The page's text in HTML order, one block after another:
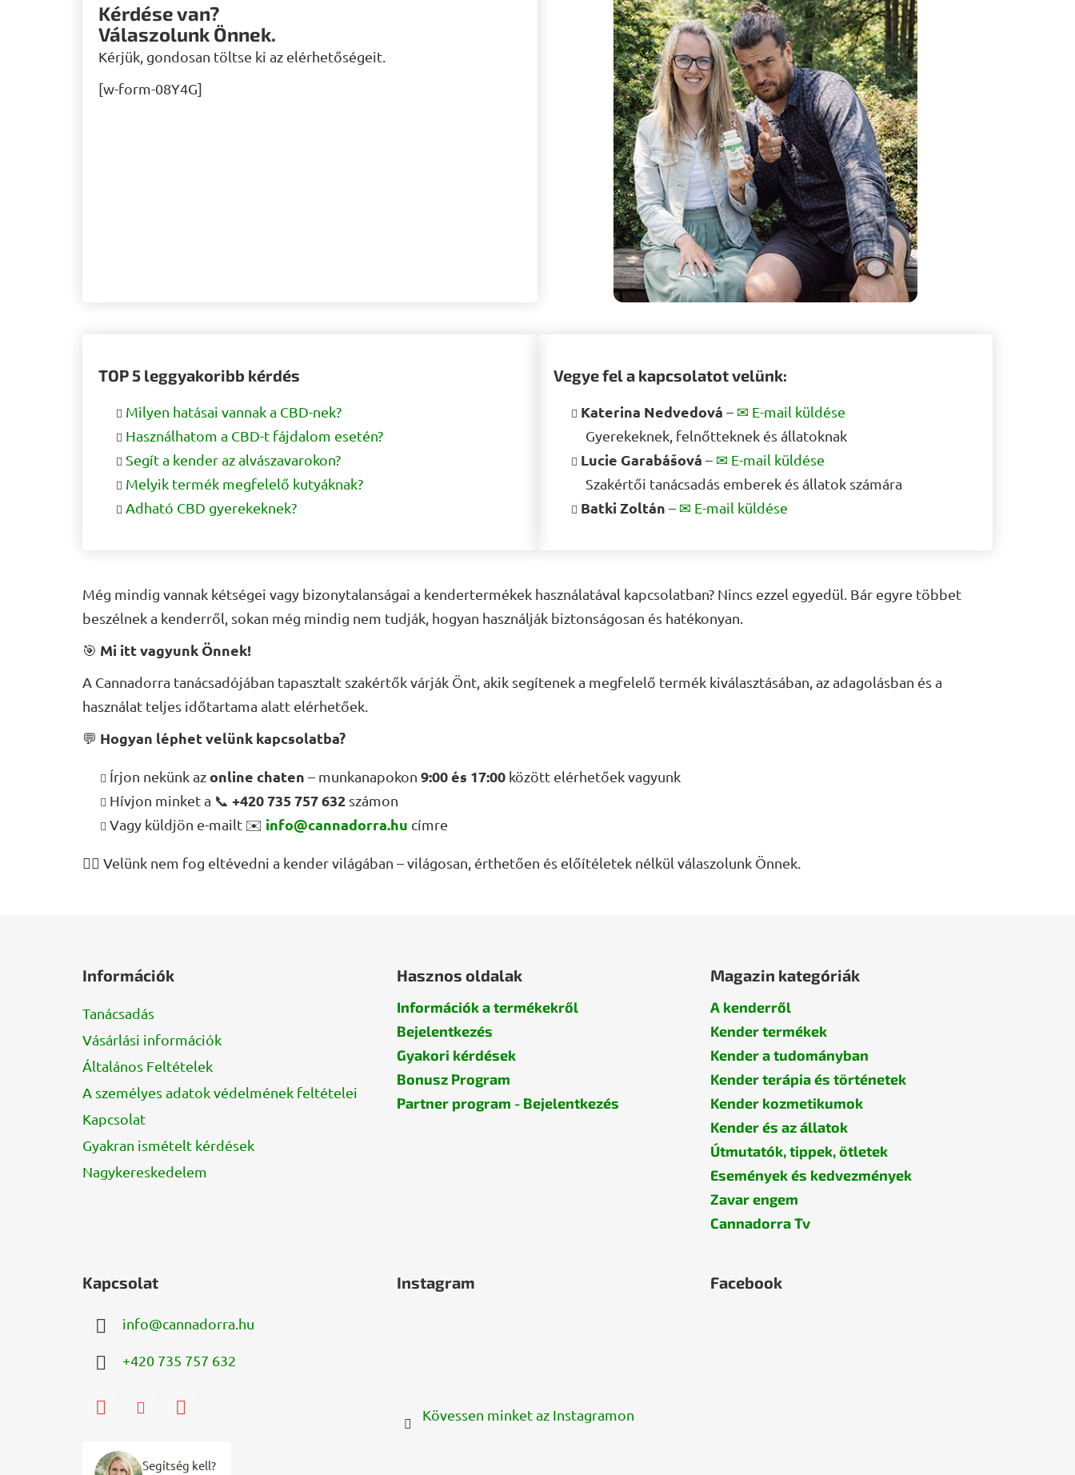
Kérdése van?
Válaszolunk Önnek.
Kérjük, gondosan töltse ki az elérhetőségeit.
[w-form-08Y4G]
TOP 5 leggyakoribb kérdés
Milyen hatásai vannak a CBD-nek?
Használhatom a CBD-t fájdalom esetén?
Segít a kender az alvászavarokon?
Melyik termék megfelelő kutyáknak?
Adható CBD gyerekeknek?
Vegye fel a kapcsolatot velünk:
Katerina Nedvedová – ✉ E-mail küldése
Gyerekeknek, felnőtteknek és állatoknak
Lucie Garabášová – ✉ E-mail küldése
Szakértői tanácsadás emberek és állatok számára
Batki Zoltán – ✉ E-mail küldése
Még mindig vannak kétségei vagy bizonytalanságai a kendertermékek használatával kapcsolatban? Nincs ezzel egyedül. Bár egyre többet
beszélnek a kenderről, sokan még mindig nem tudják, hogyan használják biztonságosan és hatékonyan.
🎯 Mi itt vagyunk Önnek!
A Cannadorra tanácsadójában tapasztalt szakértők várják Önt, akik segítenek a megfelelő termék kiválasztásában, az adagolásban és a
használat teljes időtartama alatt elérhetőek.
💬 Hogyan léphet velünk kapcsolatba?
Írjon nekünk azonline chaten – munkanapokon 9:00 és 17:00 között elérhetőek vagyunk
Hívjon minket a 📞 +420 735 757 632 számon
Vagy küldjön e-mailt ✉️ info@cannadorra.hu címre
🧘‍♀️ Velünk nem fog eltévedni a kender világában – világosan, érthetően és előítéletek nélkül válaszolunk Önnek.
Információk
Tanácsadás
Vásárlási információk
Általános Feltételek
A személyes adatok védelmének feltételei
Kapcsolat
Gyakran ismételt kérdések
Nagykereskedelem
Hasznos oldalak
Információk a termékekről
Bejelentkezés
Gyakori kérdések
Bonusz Program
Partner program - Bejelentkezés
Magazin kategóriák
A kenderről
Kender termékek
Kender a tudományban
Kender terápia és történetek
Kender kozmetikumok
Kender és az állatok
Útmutatók, tippek, ötletek
Események és kedvezmények
Zavar engem
Cannadorra Tv
Kapcsolat
info@cannadorra.hu
+420 735 757 632
Segítség kell?
Instagram
Kövessen minket az Instagramon
Facebook